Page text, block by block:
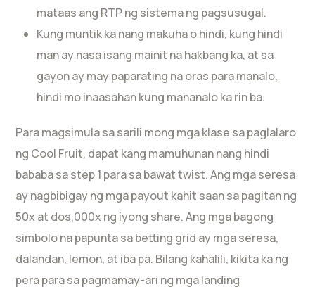
mataas ang RTP ng sistema ng pagsusugal.
Kung muntik ka nang makuha o hindi, kung hindi
man ay nasa isang mainit na hakbang ka, at sa
gayon ay may paparating na oras para manalo,
hindi mo inaasahan kung mananalo ka rin ba.
Para magsimula sa sarili mong mga klase sa paglalaro
ng Cool Fruit, dapat kang mamuhunan nang hindi
bababa sa step 1 para sa bawat twist. Ang mga seresa
ay nagbibigay ng mga payout kahit saan sa pagitan ng
50x at dos,000x ng iyong share. Ang mga bagong
simbolo na papunta sa betting grid ay mga seresa,
dalandan, lemon, at iba pa. Bilang kahalili, kikita ka ng
pera para sa pagmamay-ari ng mga landing